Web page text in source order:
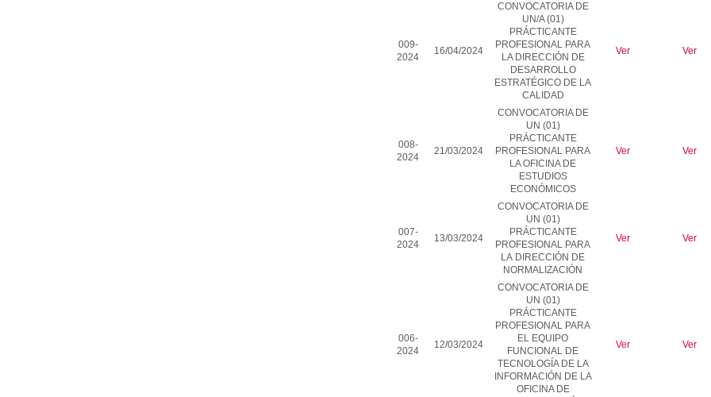
009-
2024
16/04/2024
CONVOCATORIA DE
UN/A (01)
PRÁCTICANTE
PROFESIONAL PARA
LA DIRECCIÓN DE
DESARROLLO
ESTRATÉGICO DE LA
CALIDAD
Ver Ver
008-
2024
21/03/2024
CONVOCATORIA DE
UN (01)
PRÁCTICANTE
PROFESIONAL PARA
LA OFICINA DE
ESTUDIOS
ECONÓMICOS
Ver Ver
007-
2024
13/03/2024
CONVOCATORIA DE
UN (01)
PRÁCTICANTE
PROFESIONAL PARA
LA DIRECCIÓN DE
NORMALIZACIÓN
Ver Ver
006-
2024
12/03/2024
CONVOCATORIA DE
UN (01)
PRÁCTICANTE
PROFESIONAL PARA
EL EQUIPO
FUNCIONAL DE
TECNOLOGÍA DE LA
INFORMACIÓN DE LA
OFICINA DE
Ver Ver